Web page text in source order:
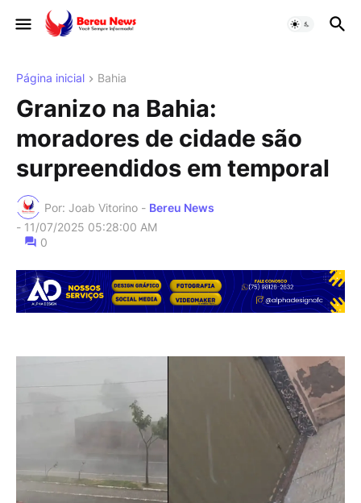
Página inicial Bahia
Granizo na Bahia:
moradores de cidade são
surpreendidos em temporal
Por: Joab Vitorino - Bereu News
- 11/07/2025 05:28:00 AM
0